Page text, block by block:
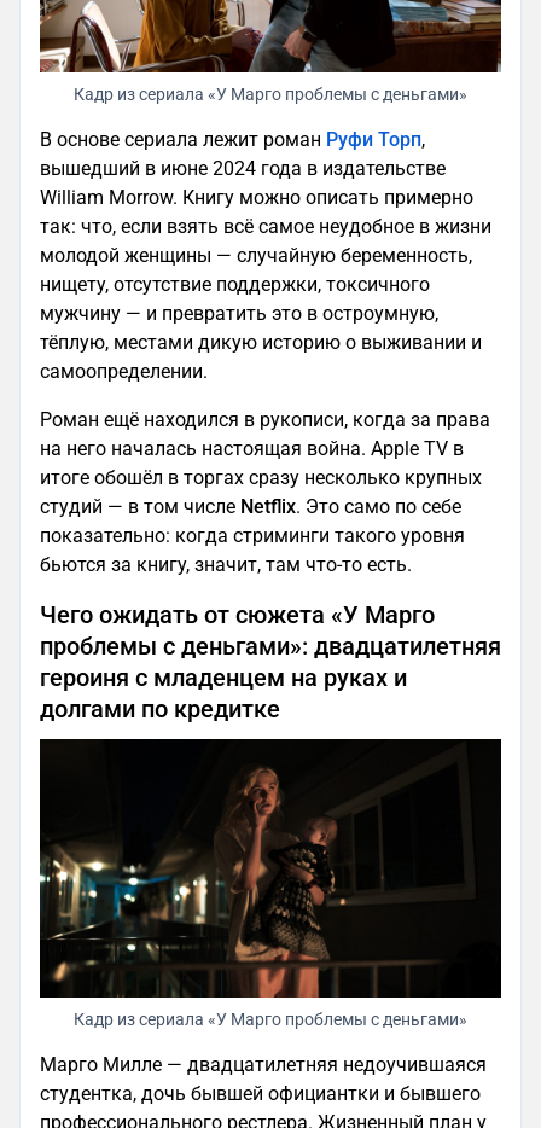
Кадр из сериала «У Марго проблемы с деньгами»
В основе сериала лежит роман Руфи Торп,
вышедший в июне 2024 года в издательстве
William Morrow. Книгу можно описать примерно
так: что, если взять всё самое неудобное в жизни
молодой женщины — случайную беременность,
нищету, отсутствие поддержки, токсичного
мужчину — и превратить это в остроумную,
тёплую, местами дикую историю о выживании и
самоопределении.
Роман ещё находился в рукописи, когда за права
на него началась настоящая война. Apple TV в
итоге обошёл в торгах сразу несколько крупных
студий — в том числе Netflix. Это само по себе
показательно: когда стриминги такого уровня
бьются за книгу, значит, там что-то есть.
Чего ожидать от сюжета «У Марго
проблемы с деньгами»: двадцатилетняя
героиня с младенцем на руках и
долгами по кредитке
Кадр из сериала «У Марго проблемы с деньгами»
Марго Милле — двадцатилетняя недоучившаяся
студентка, дочь бывшей официантки и бывшего
профессионального рестлера. Жизненный план у